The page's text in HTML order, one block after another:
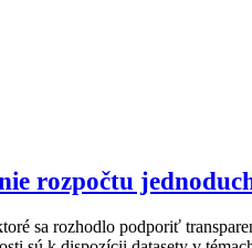
rozpočtu
sa rozhodlo podporiť